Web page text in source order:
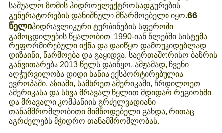
საშუალო ზომის ჰიდროელექტროსადგურების
გენერატორების დანიშნული მწარმოებელი იყო.66
წელიჰიდრავლიკური ტურბინების სფეროში
გამოცდილების წყალობით, 1990-იან წლებში სისტემა
რეფორმირებული იქნა და დაიწყო დამოუკიდებლად
დიზაინი, წარმოება და გაყიდვა. საერთაშორისო ბაზრის
განვითარება 2013 წელს დაიწყო. ამჟამად, ჩვენი
აღჭურვილობა დიდი ხანია ექსპორტირებულია
ევროპაში, აზიაში, სამხრეთ ამერიკაში, ჩრდილოეთ
ამერიკასა და სხვა მრავალ წყლით მდიდარ რეგიონში
და მრავალი კომპანიის გრძელვადიანი
თანამშრომლობითი მიმწოდებელი გახდა, რითაც
აგრძელებს მჭიდრო თანამშრომლობას.